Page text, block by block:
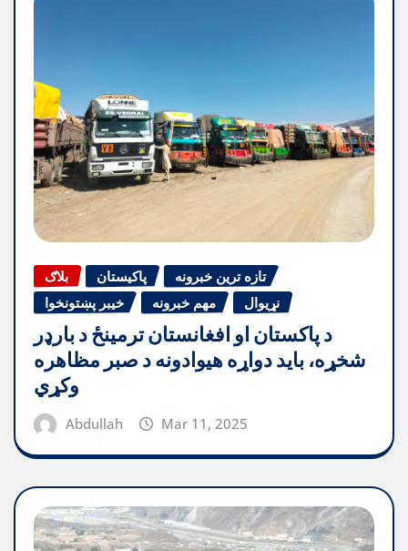
بلاګ پاکیستان
تازه ترین خبرونه
خیبر پښتونخوا
مهم خبرونه نړیوال
د پاکستان او افغانستان ترمینځ د بارډر
شخړه، باید دواړه هیوادونه د صبر مظاهره
وکړي
Abdullah Mar 11, 2025